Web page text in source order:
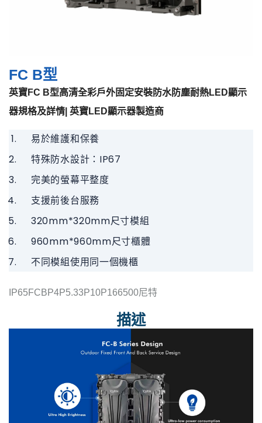
FC B型
英寶FC B型高清全彩戶外固定安裝防水防塵耐熱LED顯示
器規格及詳情| 英寶LED顯示器製造商
易於維護和保養
特殊防水設計：IP67
完美的螢幕平整度
支援前後台服務
320mm*320mm尺寸模組
960mm*960mm尺寸櫃體
不同模組使用同一個機櫃
IP65FCBP4P5.33P10P166500尼特
描述